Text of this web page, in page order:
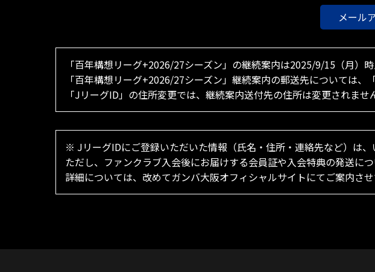
メール
「百年構想リーグ+2026/27シーズン」の継続案内は2025/9/15（月）
「百年構想リーグ+2026/27シーズン」継続案内の郵送先については、
「JリーグID」の住所変更では、継続案内送付先の住所は変更されませ
※ JリーグIDにご登録いただいた情報（氏名・住所・連絡先など）は、
ただし、ファンクラブ入会後にお届けする会員証や入会特典の発送に
詳細については、改めてガンバ大阪オフィシャルサイトにてご案内させ